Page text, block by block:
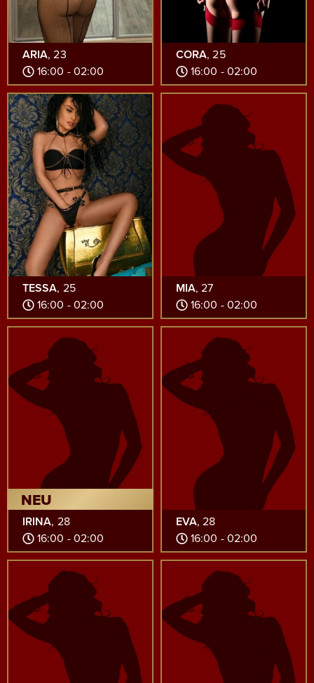
ARIA, 23
16:00 - 02:00
CORA, 25
16:00 - 02:00
TESSA, 25
16:00 - 02:00
MIA, 27
16:00 - 02:00
NEU
IRINA, 28
16:00 - 02:00
EVA, 28
16:00 - 02:00